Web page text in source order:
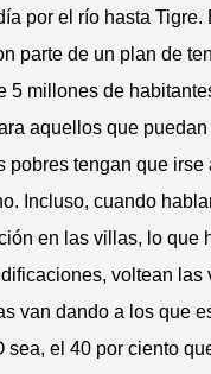
por el río hasta Tigre.
parte de un plan de
5 millones de
aquellos que
pobres tengan que irse
Incluso, cuando
en las villas, lo que
voltean las
van dando a los que
sea, el 40 por ciento